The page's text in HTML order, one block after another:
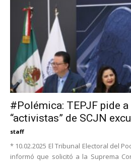
#Polémica: TEPJF pide
“activistas” de SCJN
staff
* 10.02.2025 El Tribunal Electoral del
informó que solicitó a la Suprema